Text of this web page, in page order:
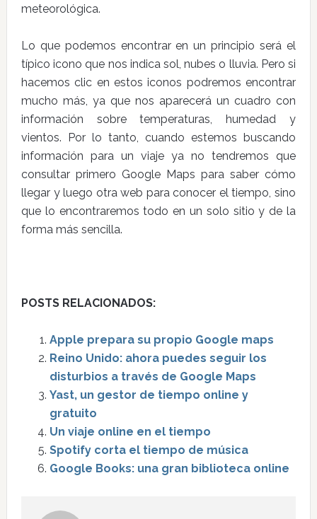
meteorológica.
Lo que podemos encontrar en un principio será el
típico icono que nos indica sol, nubes o lluvia. Pero si
hacemos clic en estos iconos podremos encontrar
mucho más, ya que nos aparecerá un cuadro con
información sobre temperaturas, humedad y
vientos. Por lo tanto, cuando estemos buscando
información para un viaje ya no tendremos que
consultar primero Google Maps para saber cómo
llegar y luego otra web para conocer el tiempo, sino
que lo encontraremos todo en un solo sitio y de la
forma más sencilla.
POSTS RELACIONADOS:
Apple prepara su propio Google maps
Reino Unido: ahora puedes seguir los
disturbios a través de Google Maps
Yast, un gestor de tiempo online y
gratuito
Un viaje online en el tiempo
Spotify corta el tiempo de música
Google Books: una gran biblioteca online